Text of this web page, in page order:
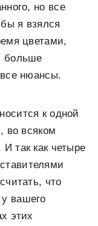
но все
я взялся
цветами,
больше
нюансы.
к одной
во всяком
так как четыре
что
вашего
этих